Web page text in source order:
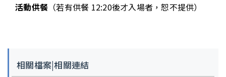
活動供餐 （若有供餐 12:20後才入場者，恕不提供）
相關檔案|相關連結